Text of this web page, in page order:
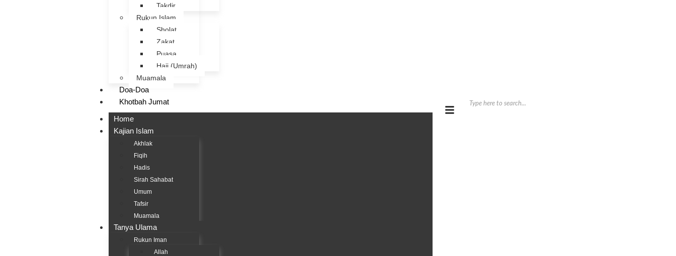
Takdir
Rukun Islam
Sholat
Zakat
Puasa
Haji (Umrah)
Muamala
Doa-Doa
Khotbah Jumat
Home
Kajian Islam
Akhlak
Fiqih
Hadis
Sirah Sahabat
Umum
Tafsir
Muamala
Tanya Ulama
Rukun Iman
Allah